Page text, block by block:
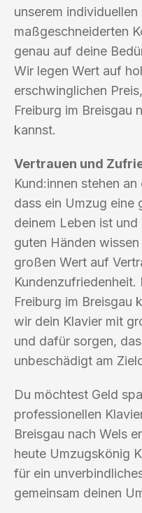
unserem
maßgeschneiderten
genau auf deine
Wir legen Wert auf
erschwinglichen
Freiburg im Breisgau
kannst.
Vertrauen und
Kund:innen stehen
dass ein Umzug eine
deinem Leben ist
guten Händen
großen Wert auf
Freiburg im Breisgau
wir dein Klavier mit
und dafür sorgen,
unbeschädigt am
Du möchtest Geld
professionellen
Breisgau nach Wels
heute Umzugskönig
für ein
gemeinsam deinen